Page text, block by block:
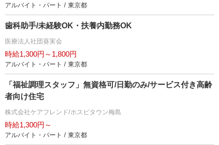
アルバイト・パート / 東京都
歯科助手/未経験OK・扶養内勤務OK
医療法人社団葵実会
時給1,300円～1,800円
アルバイト・パート / 東京都
「福祉調理スタッフ」無資格可/日勤のみ/サービス付き高齢
者向け住宅
株式会社ケアフレンド/ホスピタウン梅島
時給1,300円～
アルバイト・パート / 東京都